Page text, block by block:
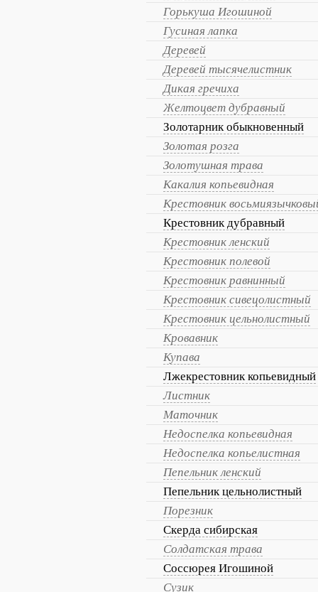
Горькуша Игошиной
Гусиная лапка
Деревей
Деревей тысячелистник
Дикая гречиха
Желтоцвет дубравный
Золотарник обыкновенный
Золотая розга
Золотушная трава
Какалия копьевидная
Крестовник
Крестовник дубравный
Крестовник ленский
Крестовник полевой
Крестовник равнинный
Крестовник сивецолистный
Крестовник цельнолистный
Кровавник
Купава
Лжекрестовник копьевидный
Листник
Маточник
Недоспелка копьевидная
Недоспелка копьелистная
Пепельник ленский
Пепельник цельнолистный
Порезник
Скерда сибирская
Солдатская трава
Соссюрея Игошиной
Сузик